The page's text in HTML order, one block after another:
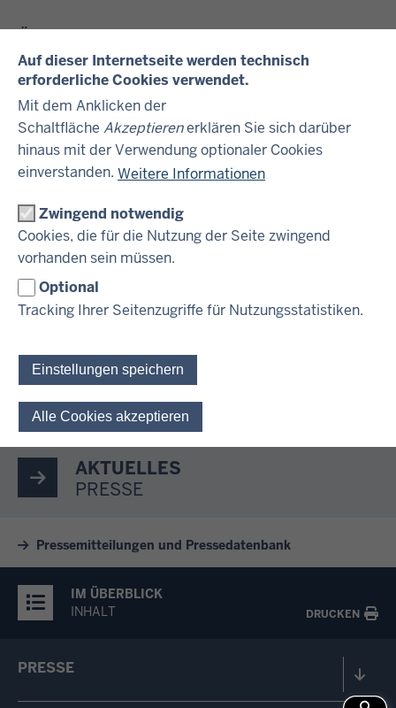
Auf dieser Internetseite werden technisch
erforderliche Cookies verwendet.
Mit dem Anklicken der
Schaltfläche Akzeptierenerklären Sie sich darüber
hinaus mit der Verwendung optionaler Cookies
einverstanden. Weitere Informationen
Zwingend notwendig
Cookies, die für die Nutzung der Seite zwingend
vorhanden sein müssen.
Optional
Tracking Ihrer Seitenzugriffe für Nutzungsstatistiken.
Einstellungen speichern
Alle Cookies akzeptieren
Öffentliche Finanzen
Finanzen ist ein anderes Wort für Geld.
heißt das öffentliche Finanzen.
Haushalt
Eine wichtige Aufgabe vom Finanz-Ministerium ist der
Haushalt.
Der Haushalt ist ein Gesetz.
Darin steht, wie viel Geld die Landes-Regierung kriegt
und ausgibt.
Steuern.
AKTUELLES
PRESSE
Pressemitteilungen und Pressedatenbank
IM ÜBERBLICK
INHALT
DRUCKEN
PRESSE